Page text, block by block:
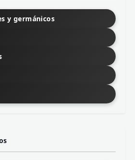
y germánicos